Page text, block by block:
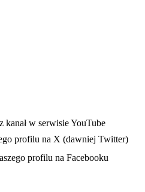
karcie
w nowej karcie
kanał w serwisie YouTube
profilu na X (dawniej Twitter)
w nowej karcieprofilu na Facebooku